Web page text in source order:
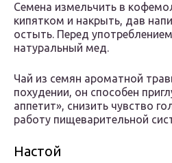
Семена измельчить в
кипятком и накрыть, дав
остыть. Перед
натуральный мед.
Чай из семян ароматной
похудении, он способен
аппетит», снизить чувство
работу пищеварительной
Настой